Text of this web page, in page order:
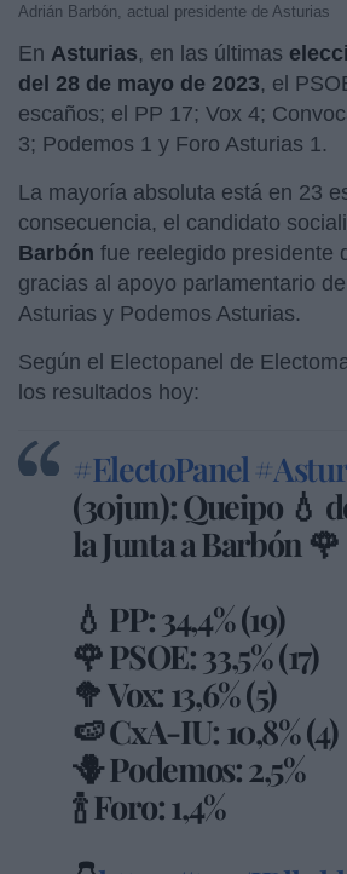
Adrián Barbón, actual presidente de Asturias
En Asturias, en las últimas
del 28 de mayo de 2023, el
escaños; el PP 17; Vox 4;
3; Podemos 1 y Foro Asturias 1.
La mayoría absoluta está en 23
consecuencia, el candidato
Barbón fue reelegido presidente
gracias al apoyo parlamentario
Asturias y Podemos Asturias.
Según el Electopanel de
los resultados hoy:
#ElectoPanel
(30jun): Queipo 💧
la Junta a Barbón 🌹
💧 PP: 34,4% (19)
🌹 PSOE: 33,5% (17)
🥦 Vox: 13,6% (5)
🍉 CxA-IU: 10,8% (4)
🪻 Podemos: 2,5%
🍾 Foro: 1,4%